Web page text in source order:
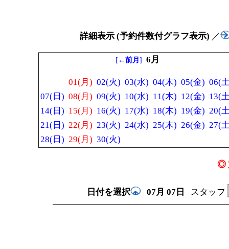
詳細表示 (予約件数付グラフ表示) ／
[ ←前月 ] 6月
01(月) 02(火) 03(水) 04(木) 05(金) 06(
07(日) 08(月) 09(火) 10(水) 11(木) 12(金) 13(
14(日) 15(月) 16(火) 17(水) 18(木) 19(金) 20(
21(日) 22(月) 23(火) 24(水) 25(木) 26(金) 27(
28(日) 29(月) 30(火)
◎
日付を選択 07月 07日 スタッフ